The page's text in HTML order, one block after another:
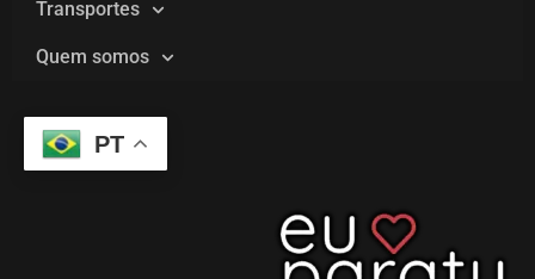
Transportes
Quem somos
PT